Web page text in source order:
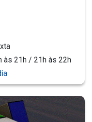
às 21h / 21h às 22h